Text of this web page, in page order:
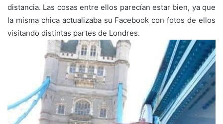
distancia. Las cosas entre ellos parecían estar bien, ya que
la misma chica actualizaba su Facebook con fotos de ellos
visitando distintas partes de Londres.